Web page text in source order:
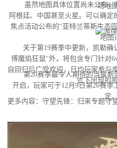
场地
虽然地图具体位置尚未公布，
阿根廷、中国甚至火星。可以确
焦点活动公布的"亚特兰蒂斯生态
地图
关于第19赛季中更新，凯勒确
博魔焰狂鼠"外，将包含专门针对
自回归后广受欢迎，日均玩家参与
式下出现的
第20赛季最令人期待的当属新
开启，玩家可于12月9日第20赛
定
更多内容：守望先锋：归来专题守